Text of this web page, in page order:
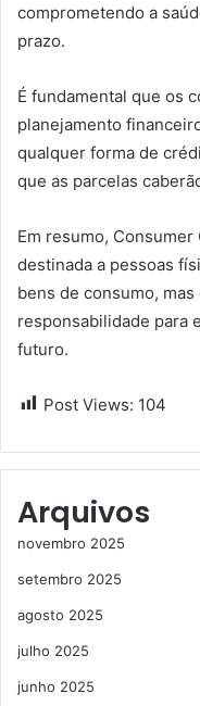
comprometendo a
prazo.
É fundamental que os
planejamento
qualquer forma de
que as parcelas
Em resumo,
destinada a pessoas
bens de consumo,
responsabilidade para
futuro.
Post Views: 104
Arquivos
novembro 2025
setembro 2025
agosto 2025
julho 2025
junho 2025